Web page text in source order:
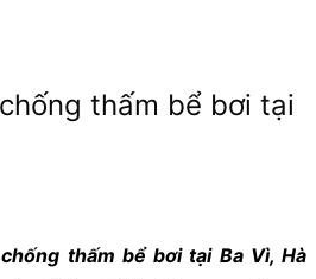
thấm bể bơi tại
thấm bể bơi tại Ba Vì, Hà